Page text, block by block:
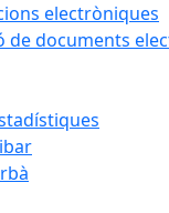
electròniques
de documents